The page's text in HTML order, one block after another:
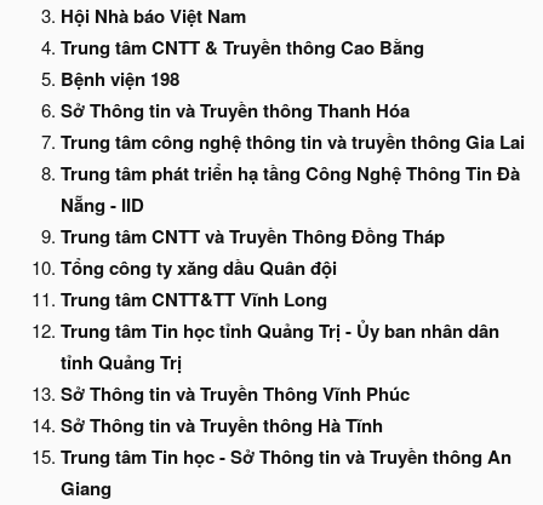
Hội Nhà báo Việt Nam
Trung tâm CNTT & Truyền thông Cao Bằng
Bệnh viện 198
Sở Thông tin và Truyền thông Thanh Hóa
Trung tâm công nghệ thông tin và truyền thông Gia Lai
Trung tâm phát triển hạ tầng Công Nghệ Thông Tin Đà
Nẵng - IID
Trung tâm CNTT và Truyền Thông Đồng Tháp
Tổng công ty xăng dầu Quân đội
Trung tâm CNTT&TT Vĩnh Long
Trung tâm Tin học tỉnh Quảng Trị - Ủy ban nhân dân
tỉnh Quảng Trị
Sở Thông tin và Truyền Thông Vĩnh Phúc
Sở Thông tin và Truyền thông Hà Tĩnh
Trung tâm Tin học - Sở Thông tin và Truyền thông An
Giang